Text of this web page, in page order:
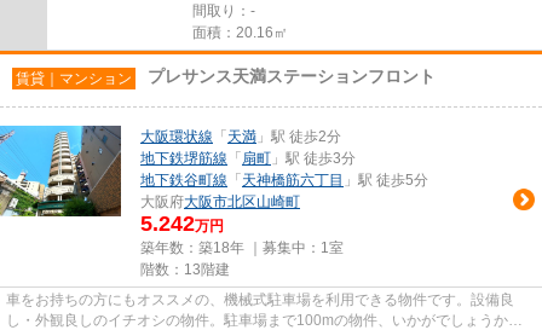
間取り：-
面積：20.16㎡
賃貸｜マンション プレサンス天満ステーションフロント
大阪環状線 「 天満 」駅 徒歩2分
地下鉄堺筋線 「 扇町 」駅 徒歩3分
地下鉄谷町線 「 天神橋筋六丁目 」駅 徒歩5分
大阪府大阪市北区山崎町
5.242万円
築年数：築18年 ｜募集中： 1室
階数：13階建
車をお持ちの方にもオススメの、機械式駐車場を利用できる物件です。設備良
し・外観良しのイチオシの物件。駐車場まで100mの物件、いかがでしょうか。